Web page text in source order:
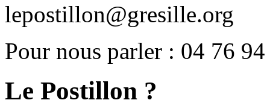
lepostillon@gresille.org
Pour nous parler : 04 76
Le Postillon ?